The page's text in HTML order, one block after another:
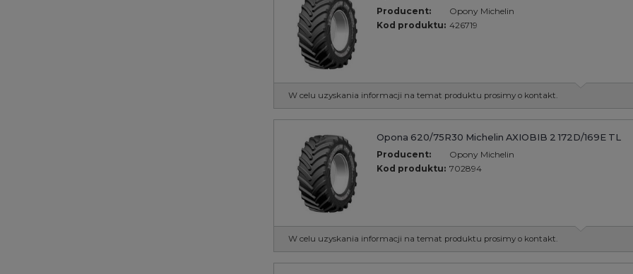
Producent:
Opony Michelin
Kod produktu: 426719
W celu uzyskania informacji na temat produktu prosimy o kontakt.
Opona 620/75R30 Michelin AXIOBIB 2 172D/169E TL
Producent:
Opony Michelin
Kod produktu: 702894
W celu uzyskania informacji na temat produktu prosimy o kontakt.